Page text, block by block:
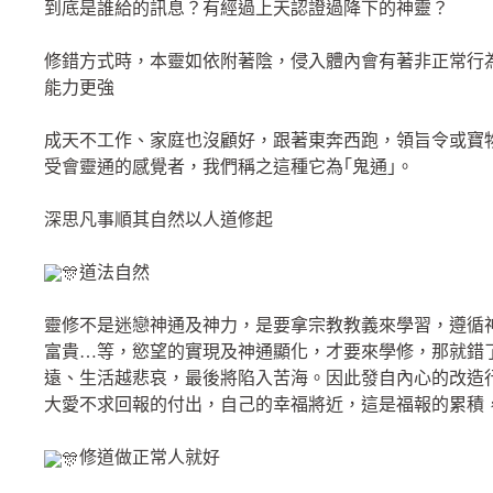
到底是誰給的訊息？有經過上天認證過降下的神靈？
修錯方式時，本靈如依附著陰，侵入體內會有著非正常
能力更強
成天不工作、家庭也沒顧好，跟著東奔西跑，領旨令或
受會靈通的感覺者，我們稱之這種它為｢鬼通｣。
深思凡事順其自然以人道修起
道法自然
靈修不是迷戀神通及神力，是要拿宗教教義來學習，遵
富貴…等，慾望的實現及神通顯化，才要來學修，那就錯
遠、生活越悲哀，最後將陷入苦海。因此發自內心的改
大愛不求回報的付出，自己的幸福將近，這是福報的累
修道做正常人就好